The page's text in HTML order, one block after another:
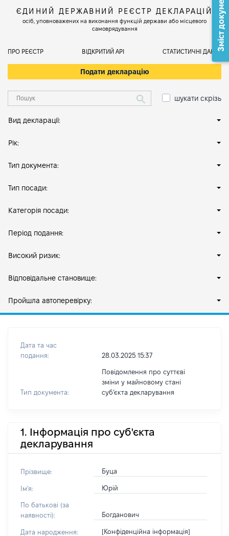
ЄДИНИЙ ДЕРЖАВНИЙ РЕЄСТР ДЕКЛАРАЦІЙ
осіб, уповноважених на виконання функцій держави або місцевого
самоврядування
ПРО РЕЄСТР ВІДКРИТИЙ АРІ СТАТИСТИЧНІ ДАНІ
Подати декларацію
шукати скрізь
Вид декларації:
Рік:
Тип документа:
Тип посади:
Категорія посади:
Період подання:
Високий ризик:
Відповідальне становище:
Пройшла автоперевірку:
Дата та час
подання:
28.03.2025 15:37
Тип документа:
Повідомлення про суттєві
зміни у майновому стані
субʼєкта декларування
1. Інформація про суб'єкта
декларування
Прізвище: Буца
Ім'я: Юрій
По батькові (за
наявності):
Богданович
Дата народження: [Конфіденційна інформація]
Зміст документа